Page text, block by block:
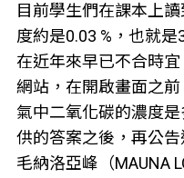
目前學生們在課本上
度約是0.03 %，也就是
在近年來早已不合時
網站，在開啟畫面之
氣中二氧化碳的濃度
供的答案之後，再公
毛納洛亞峰（MAUNA